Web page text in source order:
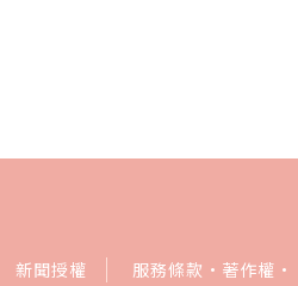
新聞授權 服務條款 · 著作權 ·